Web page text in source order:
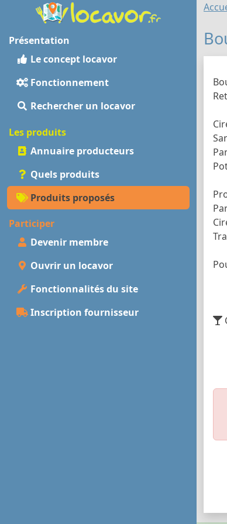
Présentation
Le concept locavor
Fonctionnement
Rechercher un locavor
Les produits
Annuaire producteurs
Quels produits
Produits proposés
Participer
Devenir membre
Ouvrir un locavor
Fonctionnalités du site
Inscription fournisseur